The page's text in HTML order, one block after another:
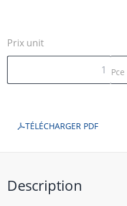
Prix unit
Pce
TÉLÉCHARGER PDF
Description